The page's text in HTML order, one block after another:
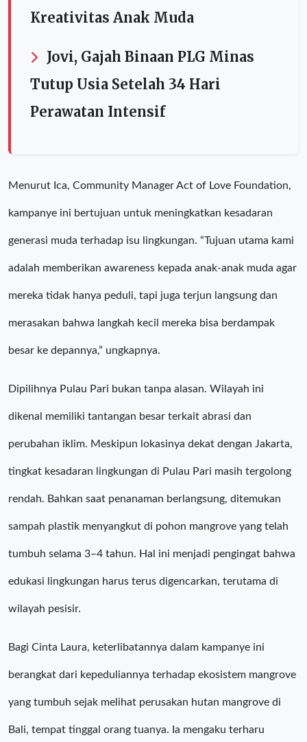
Kreativitas Anak Muda
Jovi, Gajah Binaan PLG Minas
Tutup Usia Setelah 34 Hari
Perawatan Intensif
Menurut Ica, Community Manager Act of Love Foundation,
kampanye ini bertujuan untuk meningkatkan kesadaran
generasi muda terhadap isu lingkungan. “Tujuan utama kami
adalah memberikan awareness kepada anak-anak muda agar
mereka tidak hanya peduli, tapi juga terjun langsung dan
merasakan bahwa langkah kecil mereka bisa berdampak
besar ke depannya,” ungkapnya.
Dipilihnya Pulau Pari bukan tanpa alasan. Wilayah ini
dikenal memiliki tantangan besar terkait abrasi dan
perubahan iklim. Meskipun lokasinya dekat dengan Jakarta,
tingkat kesadaran lingkungan di Pulau Pari masih tergolong
rendah. Bahkan saat penanaman berlangsung, ditemukan
sampah plastik menyangkut di pohon mangrove yang telah
tumbuh selama 3–4 tahun. Hal ini menjadi pengingat bahwa
edukasi lingkungan harus terus digencarkan, terutama di
wilayah pesisir.
Bagi Cinta Laura, keterlibatannya dalam kampanye ini
berangkat dari kepeduliannya terhadap ekosistem mangrove
yang tumbuh sejak melihat perusakan hutan mangrove di
Bali, tempat tinggal orang tuanya. Ia mengaku terharu